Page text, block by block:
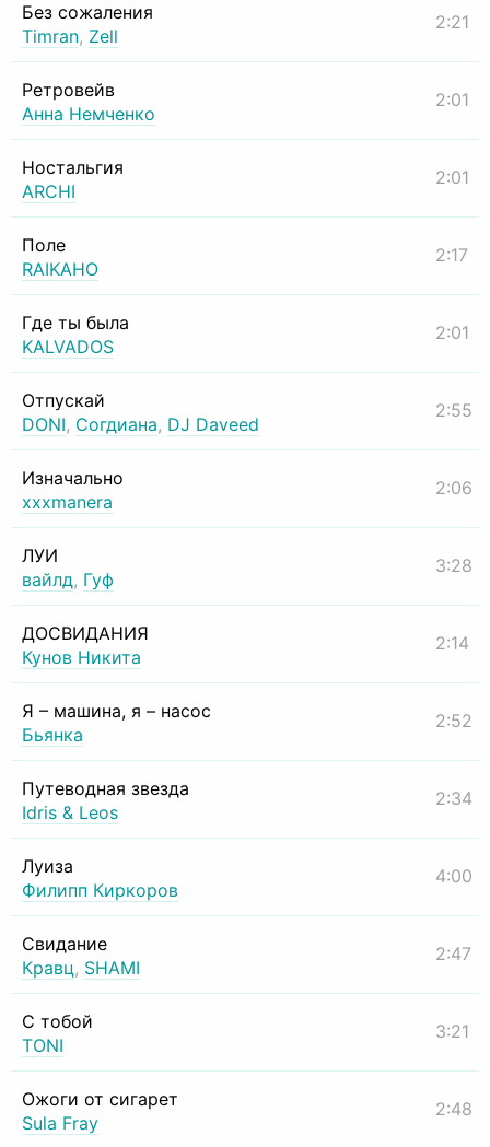
Без сожаления
Timran, Zell
2:21
Ретровейв
Анна Немченко
2:01
Ностальгия
ARCHI
2:01
Поле
RAIKAHO
2:17
Где ты была
KALVADOS
2:01
Отпускай
DONI, Согдиана, DJ Daveed
2:55
Изначально
xxxmanera
2:06
ЛУИ
вайлд, Гуф
3:28
ДОСВИДАНИЯ
Кунов Никита
2:14
Я – машина, я – насос
Бьянка
2:52
Путеводная звезда
Idris & Leos
2:34
Луиза
Филипп Киркоров
4:00
Свидание
Кравц, SHAMI
2:47
С тобой
TONI
3:21
Ожоги от сигарет
Sula Fray
2:48